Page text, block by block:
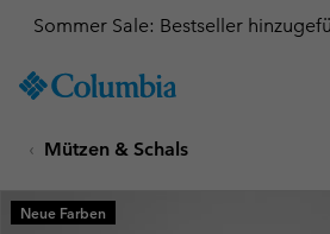
TO
SKIP
MAIN
NAV
Sommer Sale: Bestseller
Mützen & Schals
Neue Farben